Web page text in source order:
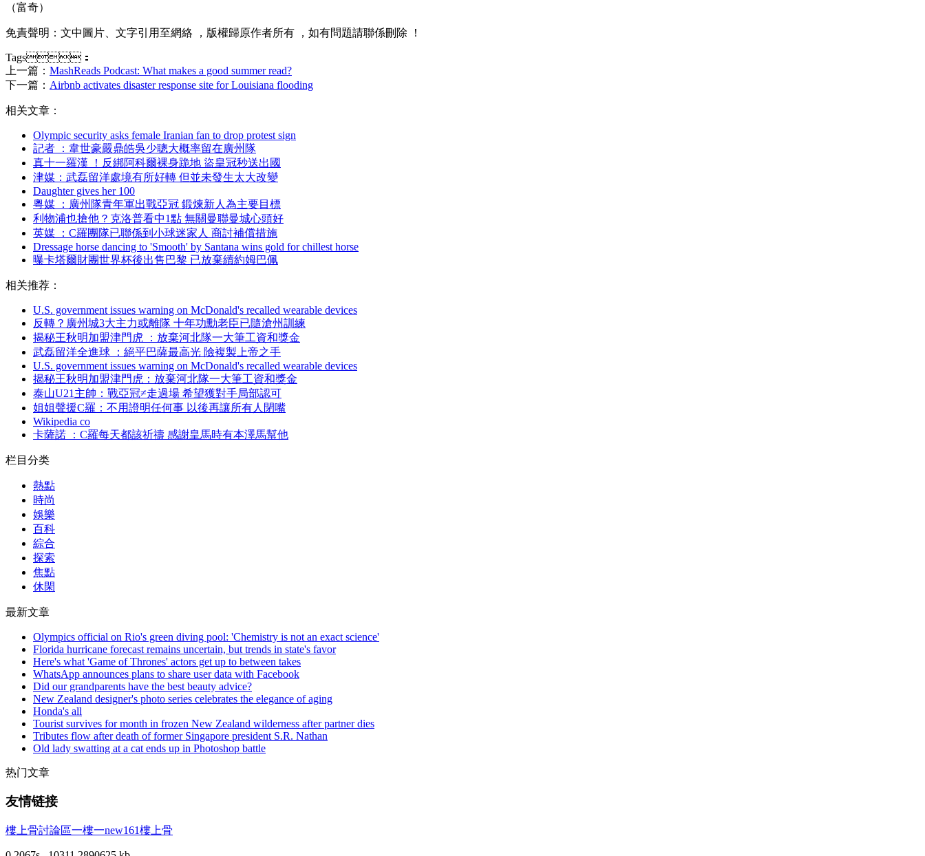
（富奇）
免責聲明：文中圖片、文字引用至網絡 ，版權歸原作者所有 ，如有問題請聯係刪除 ！
Tags：
上一篇： MashReads Podcast: What makes a good summer read?
下一篇： Airbnb activates disaster response site for Louisiana flooding
相关文章：
Olympic security asks female Iranian fan to drop protest sign
記者  ：韋世豪嚴鼎皓吳少聰大概率留在廣州隊
真十一羅漢 ！反綁阿科爾裸身跪地 盜皇冠秒送出國
津媒：武磊留洋處境有所好轉 但並未發生太大改變
Daughter gives her 100
粵媒 ：廣州隊青年軍出戰亞冠 鍛煉新人為主要目標
利物浦也搶他？克洛普看中1點 無關曼聯曼城心頭好
英媒 ：C羅團隊已聯係到小球迷家人 商討補償措施
Dressage horse dancing to 'Smooth' by Santana wins gold for chillest horse
曝卡塔爾財團世界杯後出售巴黎 已放棄續約姆巴佩
相关推荐：
U.S. government issues warning on McDonald's recalled wearable devices
反轉？廣州城3大主力或離隊 十年功勳老臣已隨滄州訓練
揭秘王秋明加盟津門虎 ：放棄河北隊一大筆工資和獎金
武磊留洋全進球 ：絕平巴薩最高光 險複製上帝之手
U.S. government issues warning on McDonald's recalled wearable devices
揭秘王秋明加盟津門虎 ：放棄河北隊一大筆工資和獎金
泰山U21主帥：戰亞冠≠走過場 希望獲對手局部認可
姐姐聲援C羅 ：不用證明任何事 以後再讓所有人閉嘴
Wikipedia co
卡薩諾  ：C羅每天都該祈禱 感謝皇馬時有本澤馬幫他
栏目分类
熱點
時尚
娛樂
百科
綜合
探索
焦點
休閑
最新文章
Olympics official on Rio's green diving pool: 'Chemistry is not an exact science'
Florida hurricane forecast remains uncertain, but trends in state's favor
Here's what 'Game of Thrones' actors get up to between takes
WhatsApp announces plans to share user data with Facebook
Did our grandparents have the best beauty advice?
New Zealand designer's photo series celebrates the elegance of aging
Honda's all
Tourist survives for month in frozen New Zealand wilderness after partner dies
Tributes flow after death of former Singapore president S.R. Nathan
Old lady swatting at a cat ends up in Photoshop battle
热门文章
友情链接
樓上骨討論區一樓一new161樓上骨